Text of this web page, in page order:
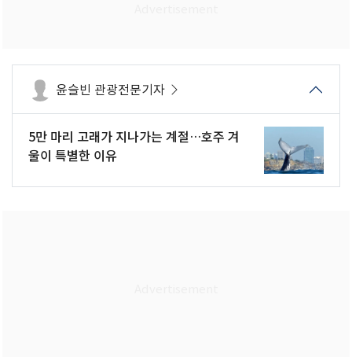
윤슬빈 관광전문기자
5만 마리 고래가 지나가는 계절…호주 겨
울이 특별한 이유